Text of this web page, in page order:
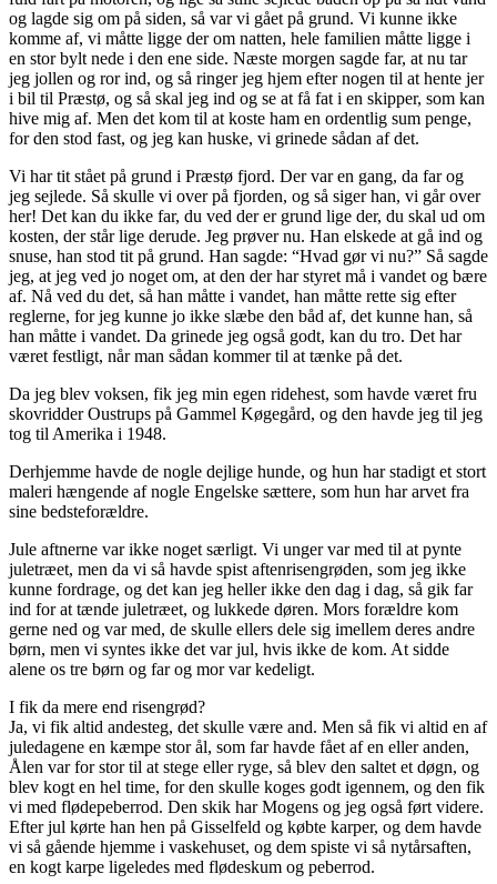
og lagde sig om på siden, så var vi gået på grund. Vi kunne ikke
komme af, vi måtte ligge der om natten, hele familien måtte ligge i
en stor bylt nede i den ene side. Næste morgen sagde far, at nu tar
jeg jollen og ror ind, og så ringer jeg hjem efter nogen til at hente jer
i bil til Præstø, og så skal jeg ind og se at få fat i en skipper, som kan
hive mig af. Men det kom til at koste ham en ordentlig sum penge,
for den stod fast, og jeg kan huske, vi grinede sådan af det.
Vi har tit stået på grund i Præstø fjord. Der var en gang, da far og
jeg sejlede. Så skulle vi over på fjorden, og så siger han, vi går over
her! Det kan du ikke far, du ved der er grund lige der, du skal ud om
kosten, der står lige derude. Jeg prøver nu. Han elskede at gå ind og
snuse, han stod tit på grund. Han sagde: “Hvad gør vi nu?” Så sagde
jeg, at jeg ved jo noget om, at den der har styret må i vandet og bære
af. Nå ved du det, så han måtte i vandet, han måtte rette sig efter
reglerne, for jeg kunne jo ikke slæbe den båd af, det kunne han, så
han måtte i vandet. Da grinede jeg også godt, kan du tro. Det har
været festligt, når man sådan kommer til at tænke på det.
Da jeg blev voksen, fik jeg min egen ridehest, som havde været fru
skovridder Oustrups på Gammel Køgegård, og den havde jeg til jeg
tog til Amerika i 1948.
Derhjemme havde de nogle dejlige hunde, og hun har stadigt et stort
maleri hængende af nogle Engelske sættere, som hun har arvet fra
sine bedsteforældre.
Jule aftnerne var ikke noget særligt. Vi unger var med til at pynte
juletræet, men da vi så havde spist aftenrisengrøden, som jeg ikke
kunne fordrage, og det kan jeg heller ikke den dag i dag, så gik far
ind for at tænde juletræet, og lukkede døren. Mors forældre kom
gerne ned og var med, de skulle ellers dele sig imellem deres andre
børn, men vi syntes ikke det var jul, hvis ikke de kom. At sidde
alene os tre børn og far og mor var kedeligt.
I fik da mere end risengrød?
Ja, vi fik altid andesteg, det skulle være and. Men så fik vi altid en af
juledagene en kæmpe stor ål, som far havde fået af en eller anden,
Ålen var for stor til at stege eller ryge, så blev den saltet et døgn, og
blev kogt en hel time, for den skulle koges godt igennem, og den fik
vi med flødepeberrod. Den skik har Mogens og jeg også ført videre.
Efter jul kørte han hen på Gisselfeld og købte karper, og dem havde
vi så gående hjemme i vaskehuset, og dem spiste vi så nytårsaften,
en kogt karpe ligeledes med flødeskum og peberrod.